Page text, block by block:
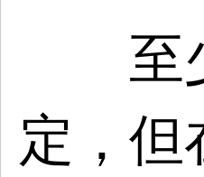
至少
定，但